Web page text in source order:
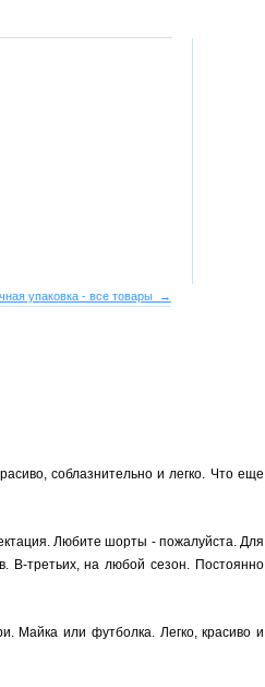
упаковка - все товары →
соблазнительно и легко. Что еще
Любите шорты - пожалуйста. Для
В-третьих, на любой сезон. Постоянно
Майка или футболка. Легко, красиво и